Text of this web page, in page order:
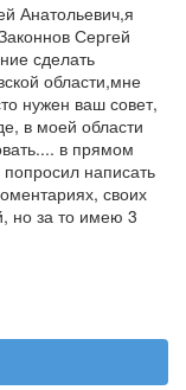
Анатольевич,я
Сергей
сделать
области,мне
нужен ваш совет,
в моей области
в прямом
написать
своих
но за то имею 3